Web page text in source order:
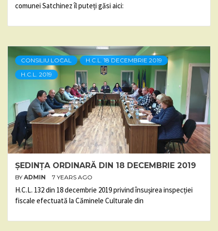
comunei Satchinez îl puteți găsi aici:
CONSILIU LOCAL
H.C.L. 18 DECEMBRIE 2019
H.C.L. 2019
ȘEDINȚA ORDINARĂ DIN 18 DECEMBRIE 2019
BY ADMIN 7 YEARS AGO
H.C.L. 132 din 18 decembrie 2019 privind însușirea inspecției
fiscale efectuată la Căminele Culturale din